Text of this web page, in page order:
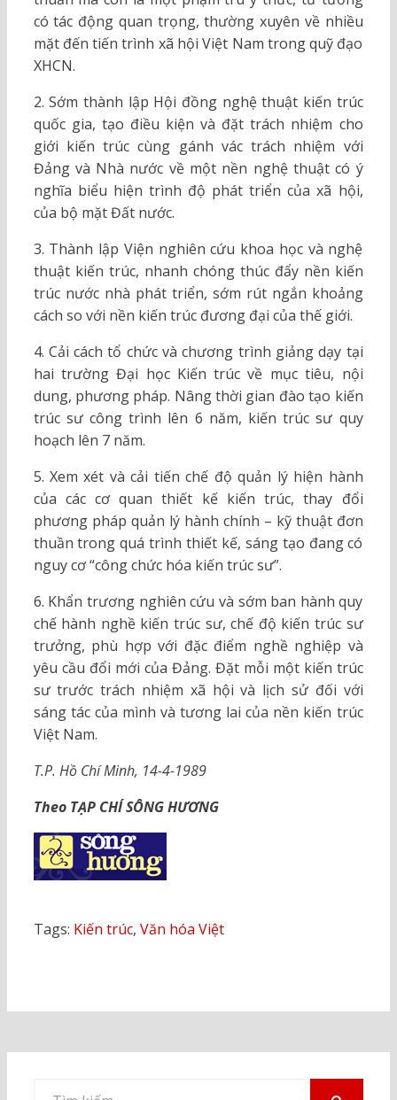
có tác động quan trọng, thường xuyên về nhiều
mặt đến tiến trình xã hội Việt Nam trong quỹ đạo
XHCN.
2. Sớm thành lập Hội đồng nghệ thuật kiến trúc
quốc gia, tạo điều kiện và đặt trách nhiệm cho
giới kiến trúc cùng gánh vác trách nhiệm với
Đảng và Nhà nước về một nền nghệ thuật có ý
nghĩa biểu hiện trình độ phát triển của xã hội,
của bộ mặt Đất nước.
3. Thành lập Viện nghiên cứu khoa học và nghệ
thuật kiến trúc, nhanh chóng thúc đẩy nền kiến
trúc nước nhà phát triển, sớm rút ngắn khoảng
cách so với nền kiến trúc đương đại của thế giới.
4. Cải cách tổ chức và chương trình giảng dạy tại
hai trường Đại học Kiến trúc về mục tiêu, nội
dung, phương pháp. Nâng thời gian đào tạo kiến
trúc sư công trình lên 6 năm, kiến trúc sư quy
hoạch lên 7 năm.
5. Xem xét và cải tiến chế độ quản lý hiện hành
của các cơ quan thiết kế kiến trúc, thay đổi
phương pháp quản lý hành chính – kỹ thuật đơn
thuần trong quá trình thiết kế, sáng tạo đang có
nguy cơ “công chức hóa kiến trúc sư”.
6. Khẩn trương nghiên cứu và sớm ban hành quy
chế hành nghề kiến trúc sư, chế độ kiến trúc sư
trưởng, phù hợp với đặc điểm nghề nghiệp và
yêu cầu đổi mới của Đảng. Đặt mỗi một kiến trúc
sư trước trách nhiệm xã hội và lịch sử đối với
sáng tác của mình và tương lai của nền kiến trúc
Việt Nam.
T.P. Hồ Chí Minh, 14-4-1989
Theo TẠP CHÍ SÔNG HƯƠNG
Tags: Kiến trúc, Văn hóa Việt